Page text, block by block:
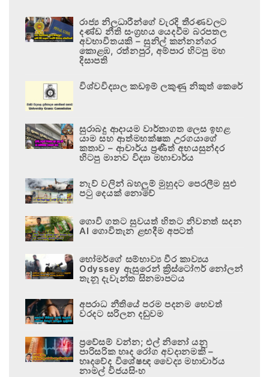
රාජ්‍ය නිලධාරීන්ගේ වැරදි තීරණවලට
දණ්ඩ නීති සංග්‍රහය යෙදවීම බරපතල
අවභාවිතයකි – සුනිල් කන්නන්ගර
කොළඹ, රත්නපුර, අම්පාර හිටපු මහ
දිසාපති
විශ්වවිද්‍යාල කඩඉම් ලකුණු නිකුත් කෙරේ
සුරාබදු ආදායම වාර්තාගත ලෙස ඉහළ
යාම සහ ආත්මභක්ෂක උරගයාගේ
කතාව – ආචාර්ය ප්‍රණීත් අභයසුන්දර
හිටපු මානව විද්‍යා මහාචාර්ය
නැව් වලින් බහලුම් මුහුදට පෙරලීම සුළු
පටු දෙයක් නොවේ
ගොවි ගතට සුවයත් හිතට නිවනත් සදන
AI ගොවිතැන ළඟදීම අපටත්
හෝමර්ගේ සම්භාව්‍ය වීර කාව්‍යය
Odyssey ඇසුරෙන් ක්‍රිස්ටෝෆර් නෝලන්
තැනූ දැවැන්ත සිනමාපටය
අපරාධ නීතියේ පරම පදනම හෙවත්
වරදට සරිලන දඬුවම
ප්‍රවේසම් වන්න; එල් නිනෝ යනු
පාරිසරික හෘද රෝග අවදානමකි –
හෘදවේද විශේෂඥ වෛද්‍ය මහාචාර්ය
නාමල් විජයසිංහ